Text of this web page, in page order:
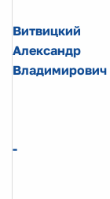
Витвицкий
Александр
Владимирович
-